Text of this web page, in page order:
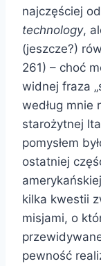
najczęściej
technology,
(jeszcze?)
261) – choć
widnej fraza
według mnie
starożytnej
pomysłem
ostatniej
kilka kwestii
misjami, o
pewność